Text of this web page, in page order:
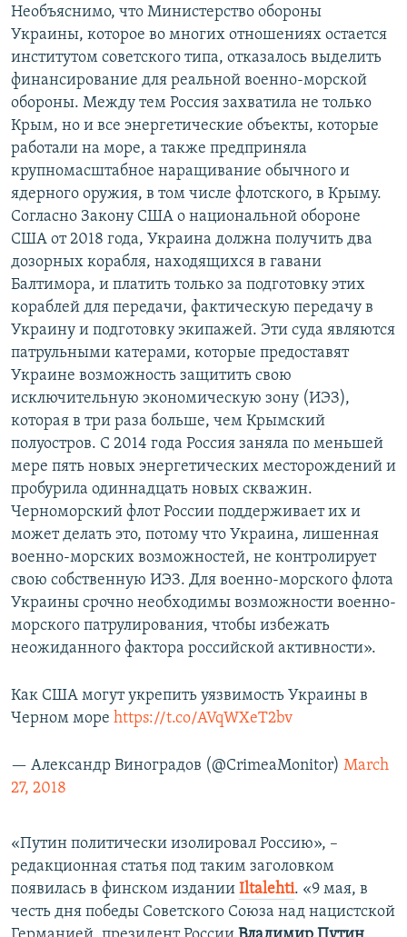
Необъяснимо, что Министерство обороны
Украины, которое во многих отношениях остается
институтом советского типа, отказалось выделить
финансирование для реальной военно-морской
обороны. Между тем Россия захватила не только
Крым, но и все энергетические объекты, которые
работали на море, а также предприняла
крупномасштабное наращивание обычного и
ядерного оружия, в том числе флотского, в Крыму.
Согласно Закону США о национальной обороне
США от 2018 года, Украина должна получить два
дозорных корабля, находящихся в гавани
Балтимора, и платить только за подготовку этих
кораблей для передачи, фактическую передачу в
Украину и подготовку экипажей. Эти суда являются
патрульными катерами, которые предоставят
Украине возможность защитить свою
исключительную экономическую зону (ИЭЗ),
которая в три раза больше, чем Крымский
полуостров. С 2014 года Россия заняла по меньшей
мере пять новых энергетических месторождений и
пробурила одиннадцать новых скважин.
Черноморский флот России поддерживает их и
может делать это, потому что Украина, лишенная
военно-морских возможностей, не контролирует
свою собственную ИЭЗ. Для военно-морского флота
Украины срочно необходимы возможности военно-
морского патрулирования, чтобы избежать
неожиданного фактора российской активности».
Как США могут укрепить уязвимость Украины в
Черном море https://t.co/AVqWXeT2bv
— Александр Виноградов (@CrimeaMonitor) March
27, 2018
«Путин политически изолировал Россию», –
редакционная статья под таким заголовком
появилась в финском издании Iltalehti. «9 мая, в
честь дня победы Советского Союза над нацистской